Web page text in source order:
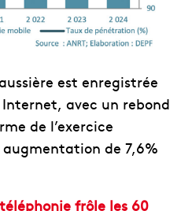
est enregistrée
avec un rebond
de l’exercice
de 7,6%
frôle les 60